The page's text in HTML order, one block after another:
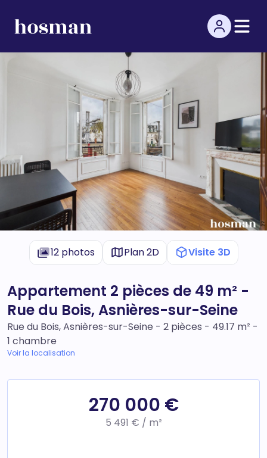
12 photos Plan 2D Visite 3D
Appartement 2 pièces de 49 m² -
Rue du Bois, Asnières-sur-Seine
Rue du Bois, Asnières-sur-Seine - 2 pièces - 49.17 m² -
1 chambre
Voir la localisation
270 000 €
5 491 € / m²